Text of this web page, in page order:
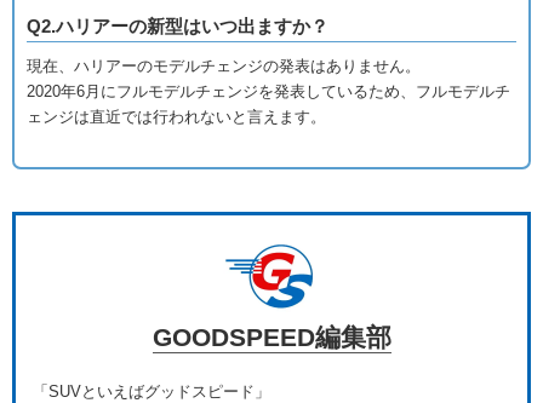
Q2.ハリアーの新型はいつ出ますか？
現在、ハリアーのモデルチェンジの発表はありません。
2020年6月にフルモデルチェンジを発表しているため、フルモデルチ
ェンジは直近では行われないと言えます。
GOODSPEED編集部
「SUVといえばグッドスピード」